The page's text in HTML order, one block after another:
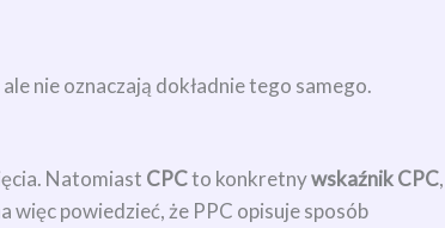
nie oznaczają dokładnie tego samego.
Natomiast CPCto konkretnywskaźnik CPC,
powiedzieć, że PPC opisuje sposób